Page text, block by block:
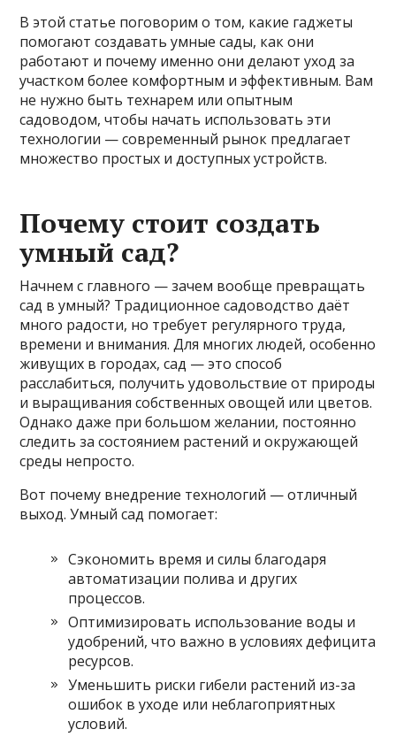
В этой статье поговорим о том, какие гаджеты
помогают создавать умные сады, как они
работают и почему именно они делают уход за
участком более комфортным и эффективным. Вам
не нужно быть технарем или опытным
садоводом, чтобы начать использовать эти
технологии — современный рынок предлагает
множество простых и доступных устройств.
Почему стоит создать
умный сад?
Начнем с главного — зачем вообще превращать
сад в умный? Традиционное садоводство даёт
много радости, но требует регулярного труда,
времени и внимания. Для многих людей, особенно
живущих в городах, сад — это способ
расслабиться, получить удовольствие от природы
и выращивания собственных овощей или цветов.
Однако даже при большом желании, постоянно
следить за состоянием растений и окружающей
среды непросто.
Вот почему внедрение технологий — отличный
выход. Умный сад помогает:
Сэкономить время и силы благодаря
автоматизации полива и других
процессов.
Оптимизировать использование воды и
удобрений, что важно в условиях дефицита
ресурсов.
Уменьшить риски гибели растений из-за
ошибок в уходе или неблагоприятных
условий.